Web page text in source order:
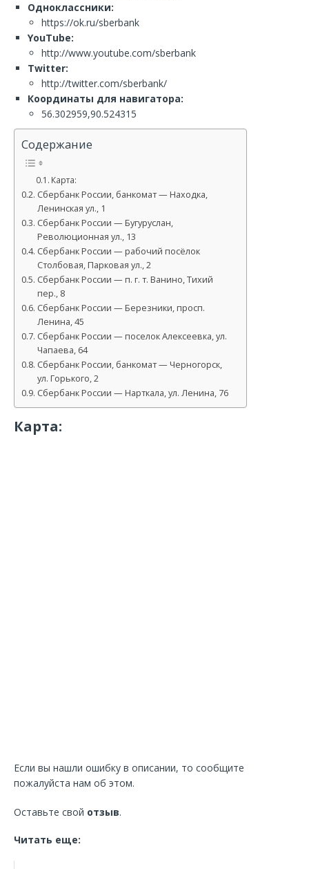
Одноклассники:
https://ok.ru/sberbank
YouTube:
http://www.youtube.com/sberbank
Twitter:
http://twitter.com/sberbank/
Координаты для навигатора:
56.302959,90.524315
Содержание
Карта:
Сбербанк России, банкомат — Находка,
Ленинская ул., 1
Сбербанк России — Бугуруслан,
Революционная ул., 13
Сбербанк России — рабочий посёлок
Столбовая, Парковая ул., 2
Сбербанк России — п. г. т. Ванино, Тихий
пер., 8
Сбербанк России — Березники, просп.
Ленина, 45
Сбербанк России — поселок Алексеевка, ул.
Чапаева, 64
Сбербанк России, банкомат — Черногорск,
ул. Горького, 2
Сбербанк России — Нарткала, ул. Ленина, 76
Карта:
Если вы нашли ошибку в описании, то сообщите
пожалуйста нам об этом.
Оставьте свой отзыв.
Читать еще: